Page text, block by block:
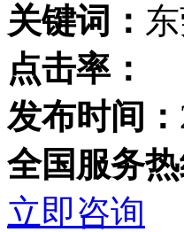
关键词：
点击率：
发布时间：
全国服务热
立即咨询